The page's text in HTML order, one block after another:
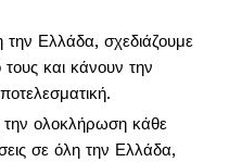
την Ελλάδα, σχεδιάζουμε
και κάνουν την
ολοκλήρωση κάθε
σε όλη την Ελλάδα,